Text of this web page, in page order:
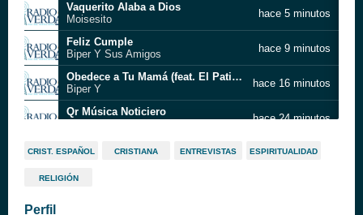
Vaquerito Alaba a Dios
Moisesito
hace 5 minutos
Feliz Cumple
Biper Y Sus Amigos
hace 9 minutos
Obedece a Tu Mamá (feat. El Patito Juan)
Biper Y
hace 16 minutos
Qr Música Noticiero
hace 24 minutos
El Soñador José
hace 29 minutos
Feliz Cumple
CRIST. ESPAÑOL CRISTIANA ENTREVISTAS ESPIRITUALIDAD
RELIGIÓN
Perfil